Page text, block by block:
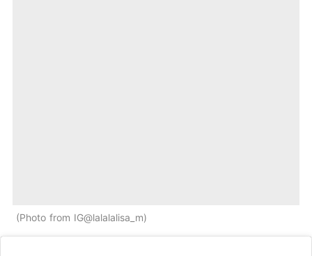
Photo from IG@lalalalisa_m